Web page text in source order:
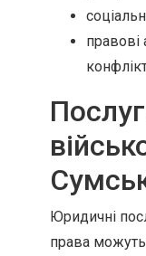
Юридичні
права